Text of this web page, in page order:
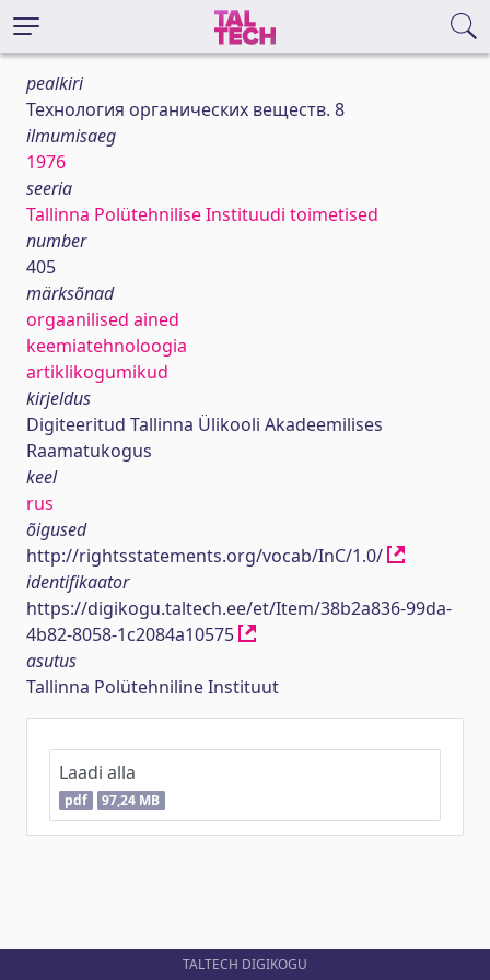
pealkiri
Технология органических веществ. 8
ilmumisaeg
1976
seeria
Tallinna Polütehnilise Instituudi toimetised
number
405
märksõnad
orgaanilised ained
keemiatehnoloogia
artiklikogumikud
kirjeldus
Digiteeritud Tallinna Ülikooli Akadeemilises
Raamatukogus
keel
rus
õigused
http://rightsstatements.org/vocab/InC/1.0/
identifikaator
https://digikogu.taltech.ee/et/Item/38b2a836-99da-
4b82-8058-1c2084a10575
asutus
Tallinna Polütehniline Instituut
Laadi alla
pdf 97,24 MB
TALTECH DIGIKOGU